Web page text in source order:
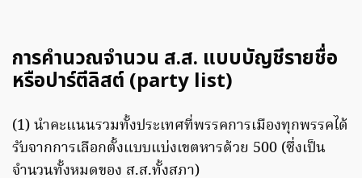
การคำนวณจำนวน ส.ส. แบบบัญชีรายชื่อ
หรือปาร์ตีลิสต์ (party list)
(1) นำคะแนนรวมทั้งประเทศที่พรรคการเมืองทุกพรรคได้
รับจากการเลือกตั้งแบบแบ่งเขตหารด้วย 500 (ซึ่งเป็น
จำนวนทั้งหมดของ ส.ส.ทั้งสภา)